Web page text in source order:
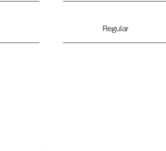
Regular